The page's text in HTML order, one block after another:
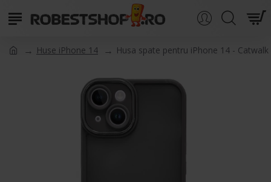
Huse iPhone 14 Husa spate pentru iPhone 14 -